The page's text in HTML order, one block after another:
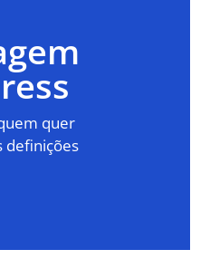
quer
definições